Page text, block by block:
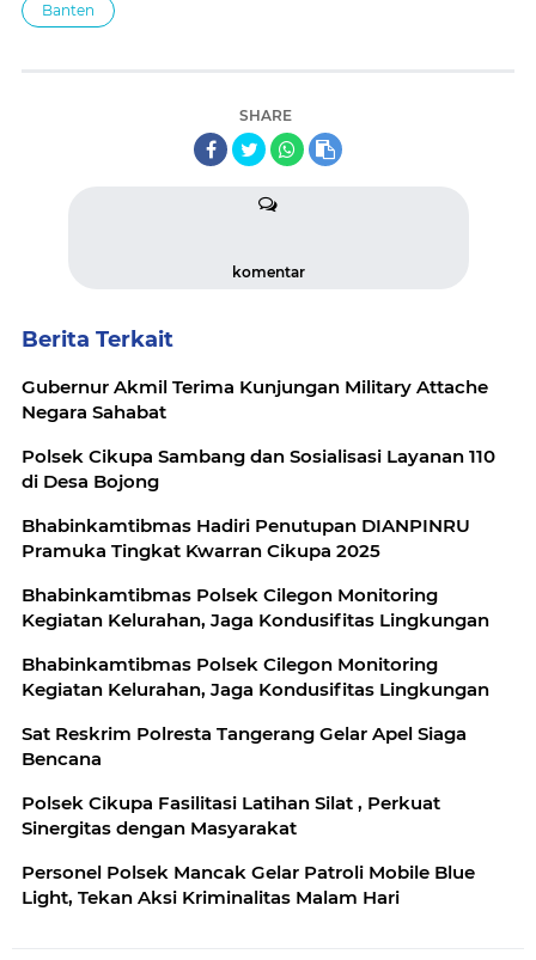
Banten
SHARE
komentar
Berita Terkait
Gubernur Akmil Terima Kunjungan Military Attache
Negara Sahabat
Polsek Cikupa Sambang dan Sosialisasi Layanan 110
di Desa Bojong
Bhabinkamtibmas Hadiri Penutupan DIANPINRU
Pramuka Tingkat Kwarran Cikupa 2025
Bhabinkamtibmas Polsek Cilegon Monitoring
Kegiatan Kelurahan, Jaga Kondusifitas Lingkungan
Bhabinkamtibmas Polsek Cilegon Monitoring
Kegiatan Kelurahan, Jaga Kondusifitas Lingkungan
Sat Reskrim Polresta Tangerang Gelar Apel Siaga
Bencana
Polsek Cikupa Fasilitasi Latihan Silat , Perkuat
Sinergitas dengan Masyarakat
Personel Polsek Mancak Gelar Patroli Mobile Blue
Light, Tekan Aksi Kriminalitas Malam Hari